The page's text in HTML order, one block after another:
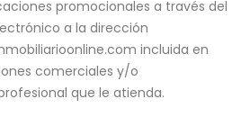
promocionales a través del
a la dirección
incluida en
comerciales y/o
que le atienda.